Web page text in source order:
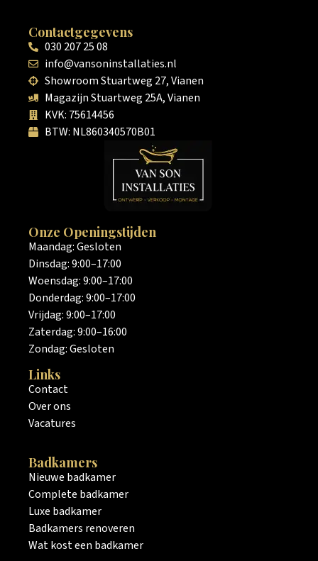
Contactgegevens
030 207 25 08
info@vansoninstallaties.nl
Showroom Stuartweg 27, Vianen
Magazijn Stuartweg 25A, Vianen
KVK: 75614456
BTW: NL860340570B01
Onze Openingstijden
Maandag: Gesloten
Dinsdag: 9:00–17:00
Woensdag: 9:00–17:00
Donderdag: 9:00–17:00
Vrijdag: 9:00–17:00
Zaterdag: 9:00–16:00
Zondag: Gesloten
Links
Contact
Over ons
Vacatures
Badkamers
Nieuwe badkamer
Complete badkamer
Luxe badkamer
Badkamers renoveren
Wat kost een badkamer